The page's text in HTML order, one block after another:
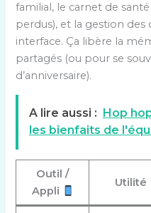
familial, le carnet de
perdus), et la gestion
interface. Ça libère la
partagés (ou pour se
d’anniversaire).
A lire aussi :
Hop
les bienfaits de
Outil /
Appli
Utilité